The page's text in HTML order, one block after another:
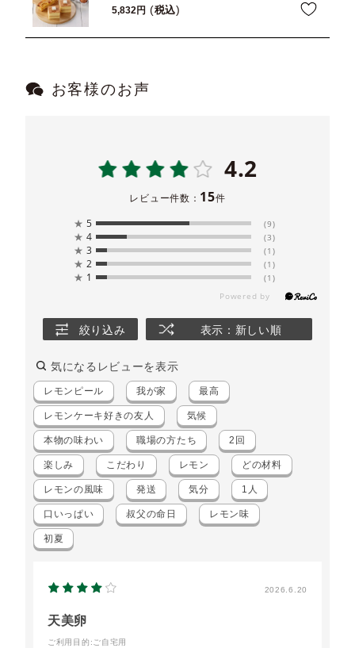
5,832 税込
お客様のお声
4.2
レビュー件数： 15件
★ 5 (9)
★ 4 (3)
★ 3 (1)
★ 2 (1)
★ 1 (1)
絞り込み 表示：新しい順
気になるレビューを表示
レモンピール 我が家 最高
レモンケーキ好きの友人 気候
本物の味わい 職場の方たち 2回
楽しみ こだわり レモン どの材料
レモンの風味 発送 気分 1人
口いっぱい 叔父の命日 レモン味
初夏
2026.6.20
天美卵
ご利用目的 :ご自宅用